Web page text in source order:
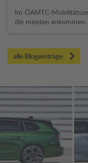
Im ÖAMTC-
die meisten ankommen.
alle Blogeinträge